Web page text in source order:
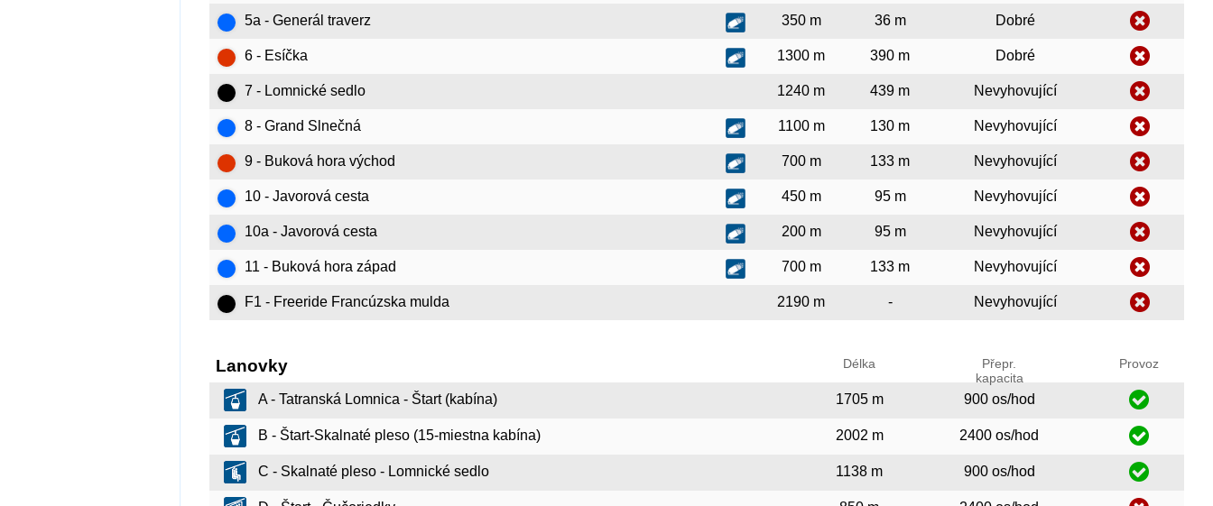
5a - Generál traverz 350 m 36 m Dobré
6 - Esíčka 1300 m 390 m Dobré
7 - Lomnické sedlo 1240 m 439 m Nevyhovující
8 - Grand Slnečná 1100 m 130 m Nevyhovující
9 - Buková hora východ 700 m 133 m Nevyhovující
10 - Javorová cesta 450 m 95 m Nevyhovující
10a - Javorová cesta 200 m 95 m Nevyhovující
11 - Buková hora západ 700 m 133 m Nevyhovující
F1 - Freeride Francúzska mulda 2190 m - Nevyhovující
Lanovky Délka
Přepr.
kapacita
Provoz
A - Tatranská Lomnica - Štart (kabína) 1705 m 900 os/hod
B - Štart-Skalnaté pleso (15-miestna kabína) 2002 m 2400 os/hod
C - Skalnaté pleso - Lomnické sedlo 1138 m 900 os/hod